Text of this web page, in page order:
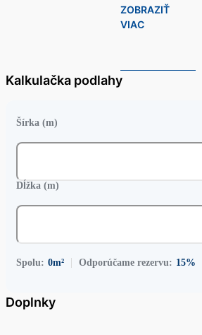
ZOBRAZIŤ
VIAC
Kalkulačka podlahy
Šírka (m)
Dĺžka (m)
Spolu: 0m² Odporúčame rezervu: 15%
Doplnky